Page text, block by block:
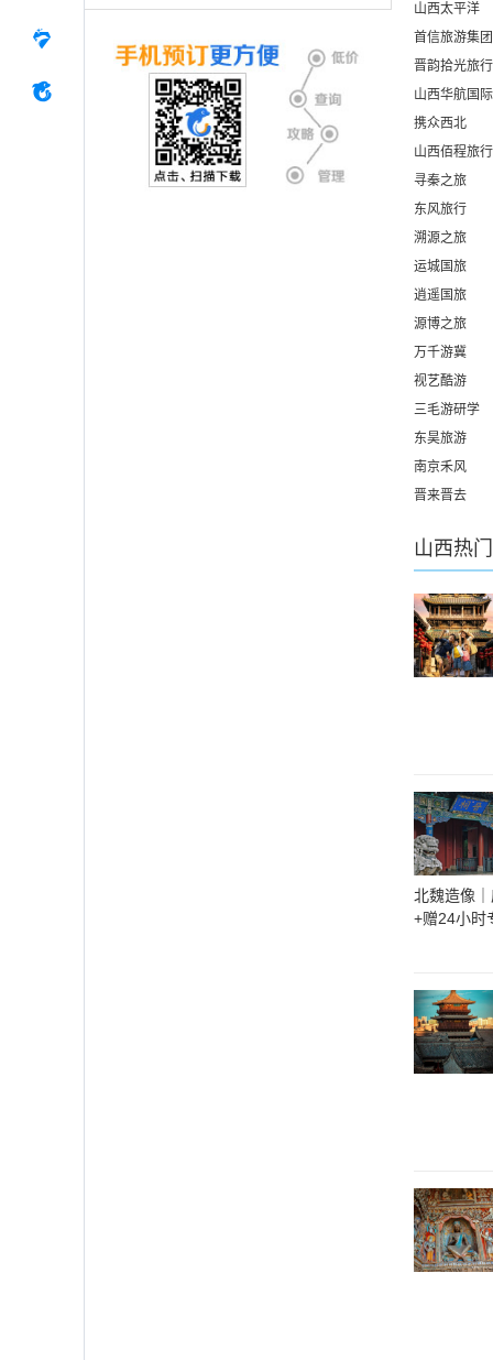
山西太平洋
首信旅游集团
晋韵拾光旅
山西华航国
携众西北
山西佰程旅
寻秦之旅
东风旅行
溯源之旅
运城国旅
逍遥国旅
源博之旅
万千游冀
视艺酷游
三毛游研学
东昊旅游
南京禾风
晋来晋去
山西热
北魏造像
+赠24小时